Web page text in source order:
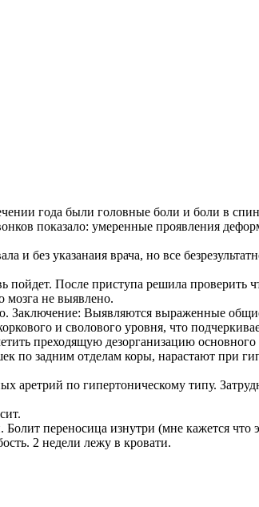
года были головные боли и боли в
показало: умеренные проявления
и без указанаия врача, но все
После приступа решила проверить
мозга не выявлено.
Заключение: Выявляются выраженные
и сволового уровня, что
преходящую дезорганизацию
по задним отделам коры, нарастают при
аретрий по гипертоническому типу.
переносица изнутри (мне кажется
2 недели лежу в кровати.